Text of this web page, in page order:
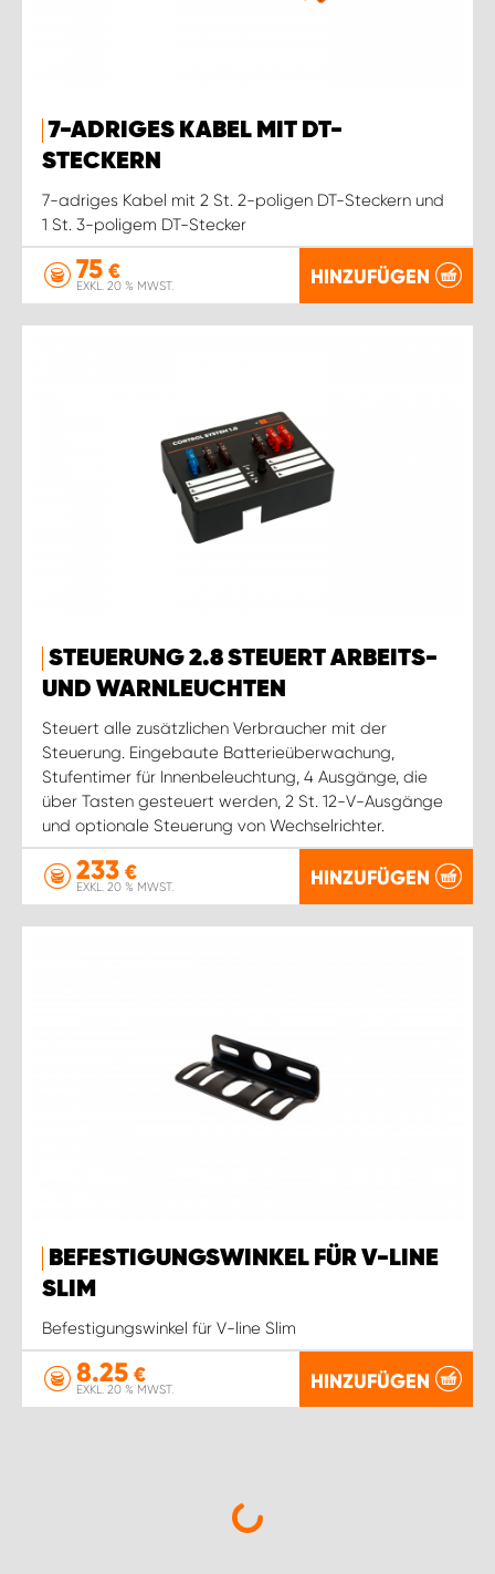
7-ADRIGES KABEL MIT DT-
STECKERN
7-adriges Kabel mit 2 St. 2-poligen DT-Steckern und
1 St. 3-poligem DT-Stecker
75 €
EXKL. 20 % MWST. HINZUFÜGEN
STEUERUNG 2.8 STEUERT ARBEITS-
UND WARNLEUCHTEN
Steuert alle zusätzlichen Verbraucher mit der
Steuerung. Eingebaute Batterieüberwachung,
Stufentimer für Innenbeleuchtung, 4 Ausgänge, die
über Tasten gesteuert werden, 2 St. 12-V-Ausgänge
und optionale Steuerung von Wechselrichter.
233 €
EXKL. 20 % MWST. HINZUFÜGEN
BEFESTIGUNGSWINKEL FÜR V-LINE
SLIM
Befestigungswinkel für V-line Slim
8.25 €
EXKL. 20 % MWST. HINZUFÜGEN